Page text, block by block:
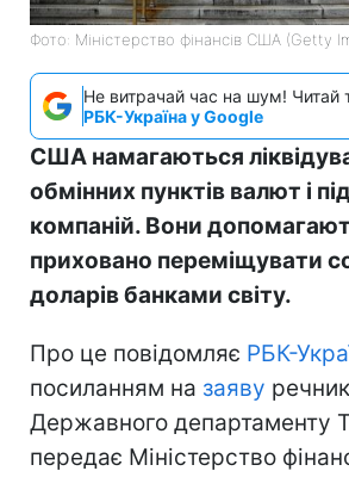
Фото: Міністерство фінансів СШA (Getty
Не витрачай час на шум! Читай
РБК-Україна у Google
США намагаються
обмінних пунктів валют і
компаній. Вони
приховано переміщувати
доларів банками світу.
Про це повідомляє РБК-
посиланням на заяву
Державного департаменту
передає Міністерство